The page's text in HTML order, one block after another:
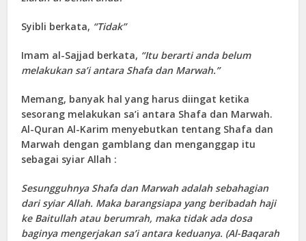
Syibli berkata, “Tidak”
Imam al-Sajjad berkata, “Itu berarti anda belum
melakukan sa’i antara Shafa dan Marwah.”
Memang, banyak hal yang harus diingat ketika
sesorang melakukan sa’i antara Shafa dan Marwah.
Al-Quran Al-Karim menyebutkan tentang Shafa dan
Marwah dengan gamblang dan menganggap itu
sebagai syiar Allah :
Sesungguhnya Shafa dan Marwah adalah sebahagian
dari syiar Allah. Maka barangsiapa yang beribadah haji
ke Baitullah atau berumrah, maka tidak ada dosa
baginya mengerjakan sa’i antara keduanya. (Al-Baqarah